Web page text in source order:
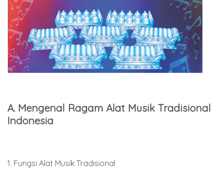
A. Mengenal Ragam Alat Musik Tradisional
Indonesia
1. Fungsi Alat Musik Tradisional